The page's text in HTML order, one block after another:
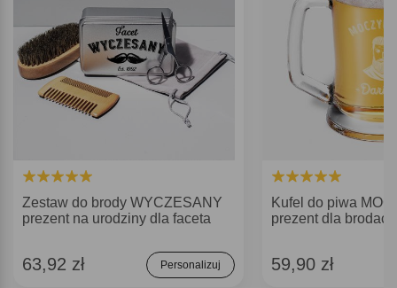
Zestaw do brody WYCZESANY
prezent na urodziny dla faceta
63,92 zł Personalizuj
Kufel do piwa
prezent dla
59,90 zł